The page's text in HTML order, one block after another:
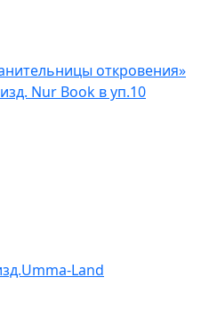
откровения»
Nur Book в уп.10